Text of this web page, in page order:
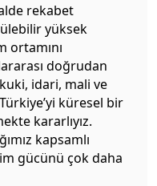
rekabet
yüksek
ortamını
doğrudan
idari, mali ve
küresel bir
kararlıyız.
kapsamlı
gücünü çok daha